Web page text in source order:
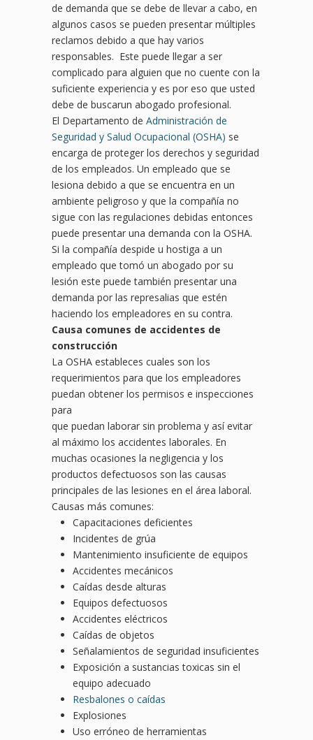
de demanda que se debe de llevar a cabo, en
algunos casos se pueden presentar múltiples
reclamos debido a que hay varios
responsables. Este puede llegar a ser
complicado para alguien que no cuente con la
suficiente experiencia y es por eso que usted
debe de buscarun abogado profesional.
El Departamento de Administración de
Seguridad y Salud Ocupacional (OSHA) se
encarga de proteger los derechos y seguridad
de los empleados. Un empleado que se
lesiona debido a que se encuentra en un
ambiente peligroso y que la compañía no
sigue con las regulaciones debidas entonces
puede presentar una demanda con la OSHA.
Si la compañía despide u hostiga a un
empleado que tomó un abogado por su
lesión este puede también presentar una
demanda por las represalias que estén
haciendo los empleadores en su contra.
Causa comunes de accidentes de
construcción
La OSHA estableces cuales son los
requerimientos para que los empleadores
puedan obtener los permisos e inspecciones
para
que puedan laborar sin problema y así evitar
al máximo los accidentes laborales. En
muchas ocasiones la negligencia y los
productos defectuosos son las causas
principales de las lesiones en el área laboral.
Causas más comunes:
Capacitaciones deficientes
Incidentes de grúa
Mantenimiento insuficiente de equipos
Accidentes mecánicos
Caídas desde alturas
Equipos defectuosos
Accidentes eléctricos
Caídas de objetos
Señalamientos de seguridad insuficientes
Exposición a sustancias toxicas sin el
equipo adecuado
Resbalones o caídas
Explosiones
Uso erróneo de herramientas